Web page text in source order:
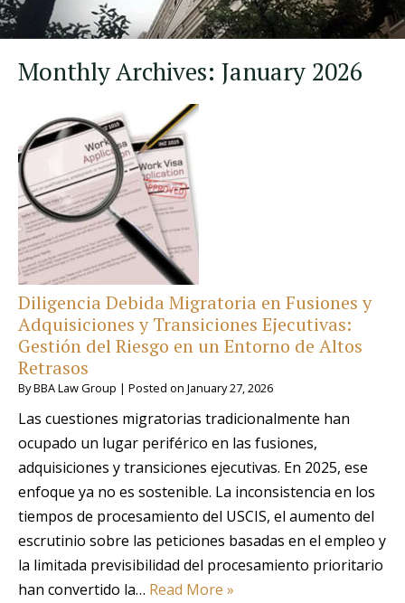
Monthly Archives: January 2026
Diligencia Debida Migratoria en Fusiones y
Adquisiciones y Transiciones Ejecutivas:
Gestión del Riesgo en un Entorno de Altos
Retrasos
ByBBA Law Group | Posted on January 27, 2026
Las cuestiones migratorias tradicionalmente han
ocupado un lugar periférico en las fusiones,
adquisiciones y transiciones ejecutivas. En 2025, ese
enfoque ya no es sostenible. La inconsistencia en los
tiempos de procesamiento del USCIS, el aumento del
escrutinio sobre las peticiones basadas en el empleo y
la limitada previsibilidad del procesamiento prioritario
han convertido la… Read More »